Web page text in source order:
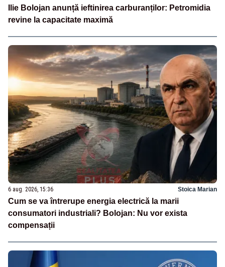
Ilie Bolojan anunță ieftinirea carburanților: Petromidia
revine la capacitate maximă
6 aug. 2026, 15:36 Stoica Marian
Cum se va întrerupe energia electrică la marii
consumatori industriali? Bolojan: Nu vor exista
compensații